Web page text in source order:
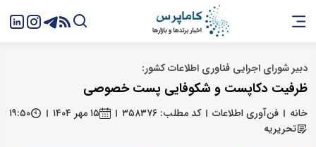
دبیر شورای اجرایی فناوری اطلاعات کشور:
ظرفیت دکاپست و شکوفایی پست خصوصی
خانه فن‌آوری اطلاعات کد مطلب: ۳۵۸۳۷۶ ۱۵ مهر ۱۴۰۴
۱۹:۵۰
تحریریه